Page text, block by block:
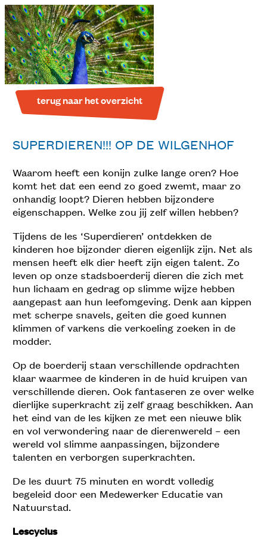
terug naar het overzicht
SUPERDIEREN!!! OP DE WILGENHOF
Waarom heeft een konijn zulke lange oren? Hoe
komt het dat een eend zo goed zwemt, maar zo
onhandig loopt? Dieren hebben bijzondere
eigenschappen. Welke zou jij zelf willen hebben?
Tijdens de les ‘Superdieren’ ontdekken de
kinderen hoe bijzonder dieren eigenlijk zijn. Net als
mensen heeft elk dier heeft zijn eigen talent. Zo
leven op onze stadsboerderij dieren die zich met
hun lichaam en gedrag op slimme wijze hebben
aangepast aan hun leefomgeving. Denk aan kippen
met scherpe snavels, geiten die goed kunnen
klimmen of varkens die verkoeling zoeken in de
modder.
Op de boerderij staan verschillende opdrachten
klaar waarmee de kinderen in de huid kruipen van
verschillende dieren. Ook fantaseren ze over welke
dierlijke superkracht zij zelf graag beschikken. Aan
het eind van de les kijken ze met een nieuwe blik
en vol verwondering naar de dierenwereld – een
wereld vol slimme aanpassingen, bijzondere
talenten en verborgen superkrachten.
De les duurt 75 minuten en wordt volledig
begeleid door een Medewerker Educatie van
Natuurstad.
Lescyclus